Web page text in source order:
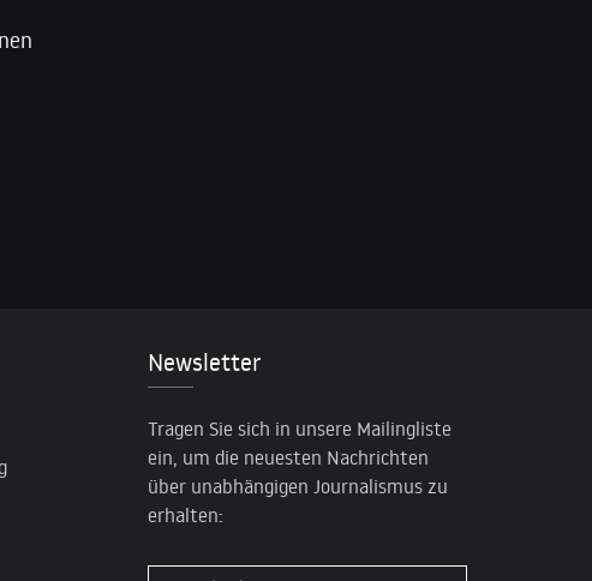
Newsletter
Tragen Sie sich in unsere Mailingliste
ein, um die neuesten Nachrichten
über unabhängigen Journalismus zu
erhalten: